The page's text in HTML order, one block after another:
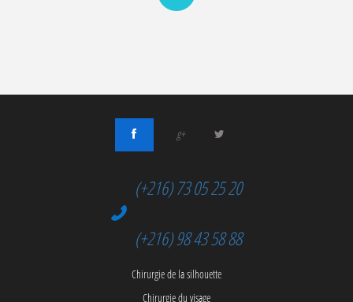
g+
(+216) 73 05 25 20
(+216) 98 43 58 88
Chirurgie de la silhouette
Chirurgie du visage